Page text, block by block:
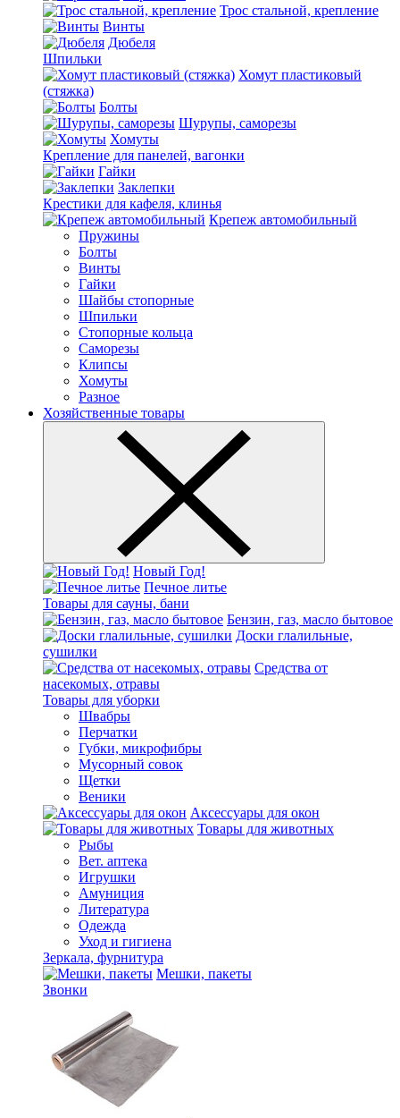
Трос стальной, крепление
Винты
Дюбеля
Шпильки
Хомут пластиковый
(стяжка)
Болты
Шурупы, саморезы
Хомуты
Крепление для панелей, вагонки
Гайки
Заклепки
Крестики для кафеля, клинья
Крепеж автомобильный
Пружины
Болты
Винты
Гайки
Шайбы стопорные
Шпильки
Стопорные кольца
Саморезы
Клипсы
Хомуты
Разное
Хозяйственные товары
Новый Год!
Печное литье
Товары для сауны, бани
Бензин, газ, масло бытовое
Доски глалильные,
сушилки
Средства от
насекомых, отравы
Товары для уборки
Швабры
Перчатки
Губки, микрофибры
Мусорный совок
Щетки
Веники
Аксессуары для окон
Товары для животных
Рыбы
Вет. аптека
Игрушки
Амуниция
Литература
Одежда
Уход и гигиена
Зеркала, фурнитура
Мешки, пакеты
Звонки